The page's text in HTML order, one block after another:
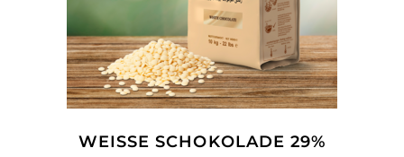
WEISSE SCHOKOLADE 29%